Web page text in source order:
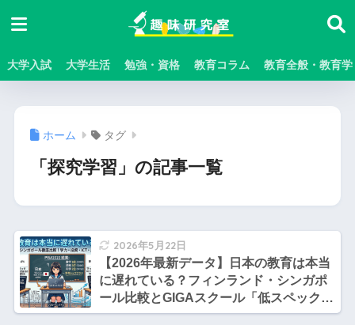
大学入試 大学生活 勉強・資格 教育コラム 教育全般・教育学
ホーム タグ
「探究学習」の記事一覧
2026年5月22日
【2026年最新データ】日本の教育は本当
に遅れている？フィンランド・シンガポ
ール比較とGIGAスクール「低スペック端
末」の罠